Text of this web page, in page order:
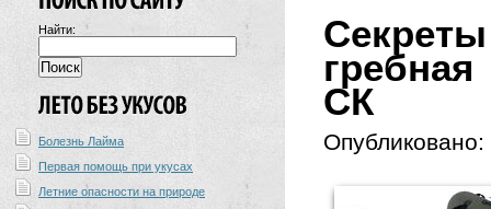
Найти:
Болезнь Лайма
Первая помощь при укусах
Летние опасности на природе
СК
Опубликовано: